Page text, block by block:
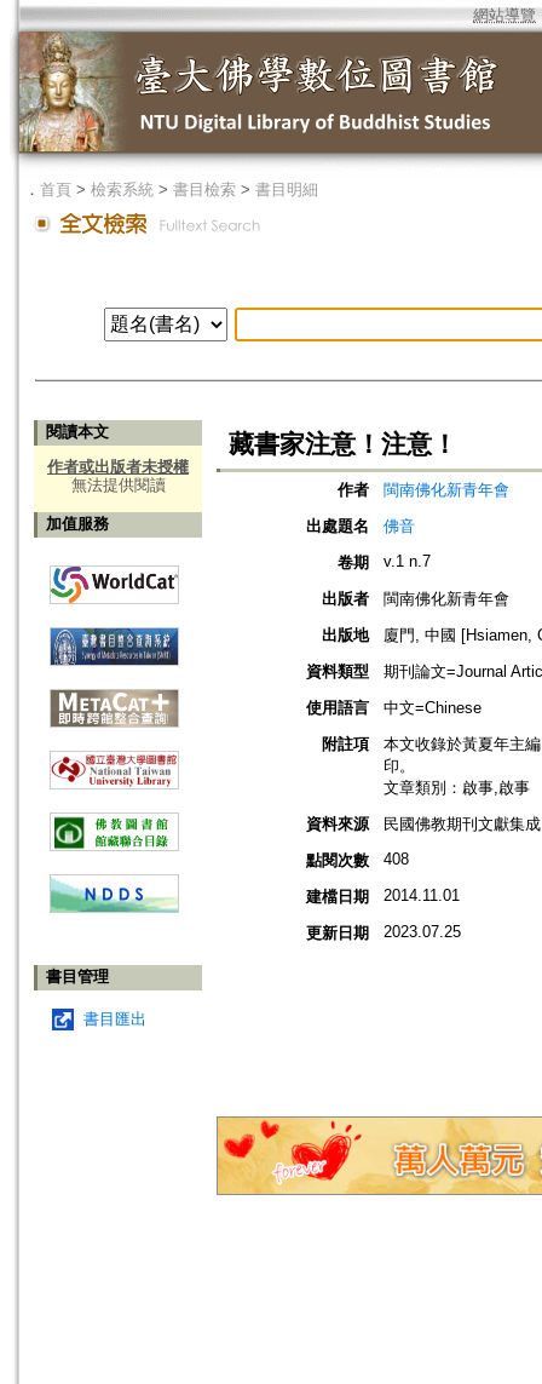
網站導覽
． 首頁 > 檢索系統 > 書目檢索 > 書目明細
閱讀本文
作者或出版者未授權
無法提供閱讀
加值服務
書目管理
書目匯出
藏書家注意！注意！
作者
閩南佛化新青年會
出處題名
佛音
卷期
v.1 n.7
出版者
閩南佛化新青年會
出版地
廈門, 中國 [Hsiamen,
資料類型
期刊論文=Journal
使用語言
中文=Chinese
附註項
本文收錄於黃夏年主
印。
文章類別：啟事,啟事
資料來源
民國佛教期刊文獻集
點閱次數
408
建檔日期 2014.11.01
更新日期 2023.07.25